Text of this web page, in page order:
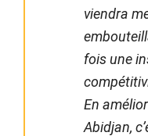
viendra
fois une
En
Abidjan,